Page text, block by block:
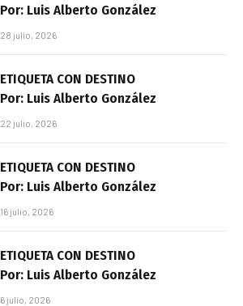
Por: Luis Alberto González
28 julio, 2026
ETIQUETA CON DESTINO
Por: Luis Alberto González
22 julio, 2026
ETIQUETA CON DESTINO
Por: Luis Alberto González
16 julio, 2026
ETIQUETA CON DESTINO
Por: Luis Alberto González
6 julio, 2026